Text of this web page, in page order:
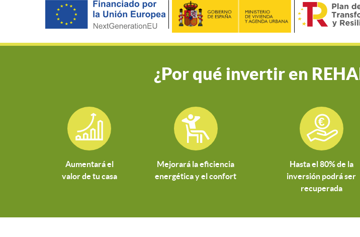
¿Por qué invertir en
Aumentará el
valor de tu casa
Mejorará la eficiencia
energética y el confort
Hasta el 80% de la
inversión podrá ser
recuperada